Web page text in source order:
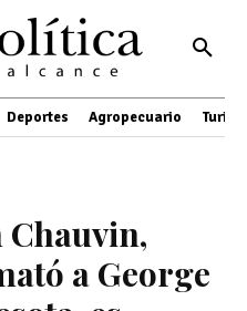
Deportes Agropecuario
a George